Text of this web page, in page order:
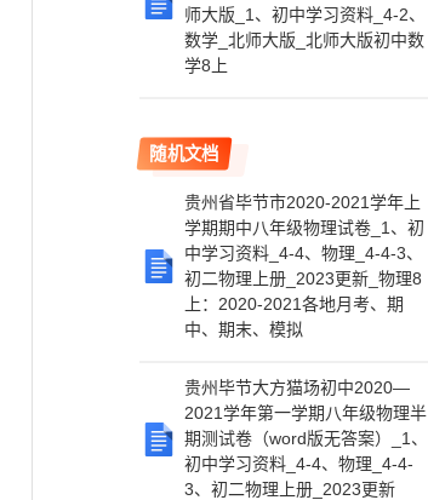
师大版_1、初中学习资料_4-2、
数学_北师大版_北师大版初中数
学8上
随机文档
贵州省毕节市2020-2021学年上
学期期中八年级物理试卷_1、初
中学习资料_4-4、物理_4-4-3、
初二物理上册_2023更新_物理8
上：2020-2021各地月考、期
中、期末、模拟
贵州毕节大方猫场初中2020—
2021学年第一学期八年级物理半
期测试卷（word版无答案）_1、
初中学习资料_4-4、物理_4-4-
3、初二物理上册_2023更新